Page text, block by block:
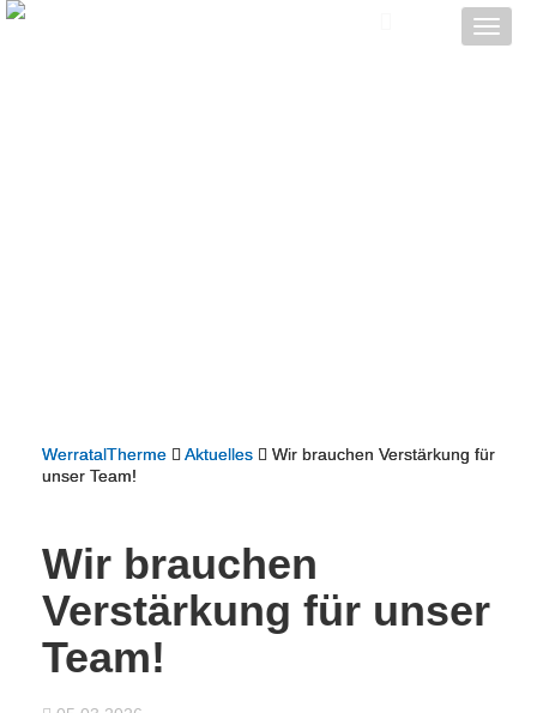
Toggle
WerratalTherme Aktuelles
Wir brauchen Verstärkung für
unser Team!
Wir brauchen
Verstärkung für unser
Team!